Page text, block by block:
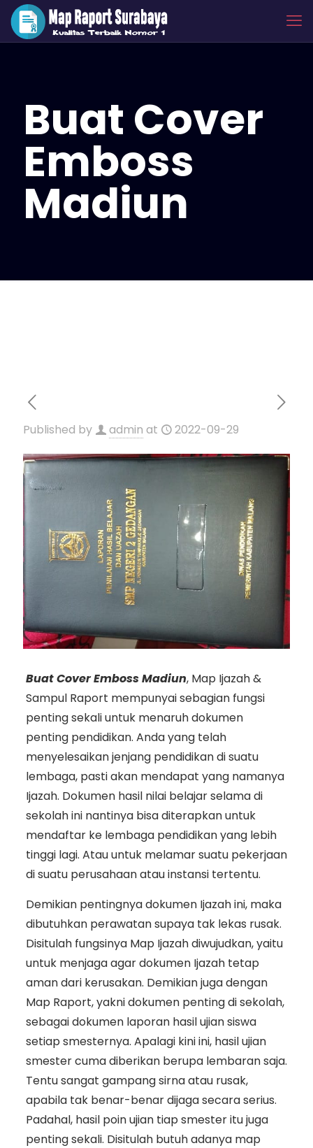
Buat Cover
Emboss
Madiun
Published by admin at 2022-09-29
Buat Cover Emboss Madiun, Map Ijazah &
Sampul Raport mempunyai sebagian fungsi
penting sekali untuk menaruh dokumen
penting pendidikan. Anda yang telah
menyelesaikan jenjang pendidikan di suatu
lembaga, pasti akan mendapat yang namanya
Ijazah. Dokumen hasil nilai belajar selama di
sekolah ini nantinya bisa diterapkan untuk
mendaftar ke lembaga pendidikan yang lebih
tinggi lagi. Atau untuk melamar suatu pekerjaan
di suatu perusahaan atau instansi tertentu.
Demikian pentingnya dokumen Ijazah ini, maka
dibutuhkan perawatan supaya tak lekas rusak.
Disitulah fungsinya Map Ijazah diwujudkan, yaitu
untuk menjaga agar dokumen Ijazah tetap
aman dari kerusakan. Demikian juga dengan
Map Raport, yakni dokumen penting di sekolah,
sebagai dokumen laporan hasil ujian siswa
setiap smesternya. Apalagi kini ini, hasil ujian
smester cuma diberikan berupa lembaran saja.
Tentu sangat gampang sirna atau rusak,
apabila tak benar-benar dijaga secara serius.
Padahal, hasil poin ujian tiap smester itu juga
penting sekali. Disitulah butuh adanya map